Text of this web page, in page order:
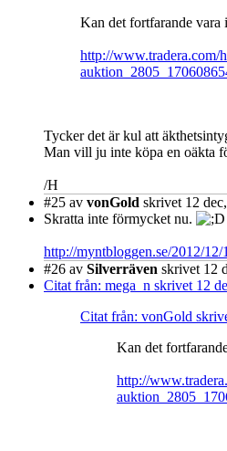
Kan det fortfarande vara
http://www.tradera.com/
Tycker det är kul att
Man vill ju inte köpa en oäkta
/H
#25 av vonGold skrivet 12
Skratta inte förmycket nu.
http://myntbloggen.se/2012/12/
#26 av Silverräven skrivet 12
Citat från: mega_n skrivet 12
Citat från: vonGold
Kan det
http://